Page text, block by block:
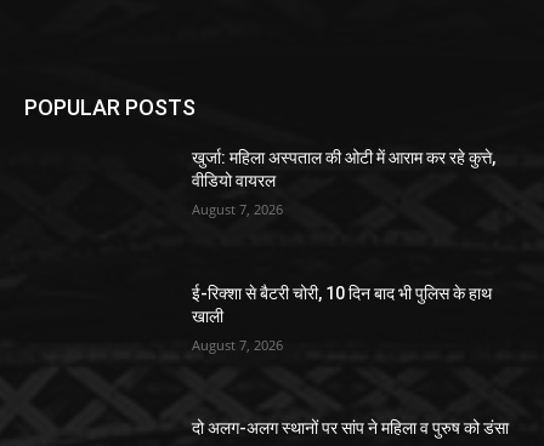
POPULAR POSTS
खुर्जा: महिला अस्पताल की ओटी में आराम कर रहे कुत्ते,
वीडियो वायरल
August 7, 2026
ई-रिक्शा से बैटरी चोरी, 10 दिन बाद भी पुलिस के हाथ
खाली
August 7, 2026
दो अलग-अलग स्थानों पर सांप ने महिला व पुरुष को डंसा